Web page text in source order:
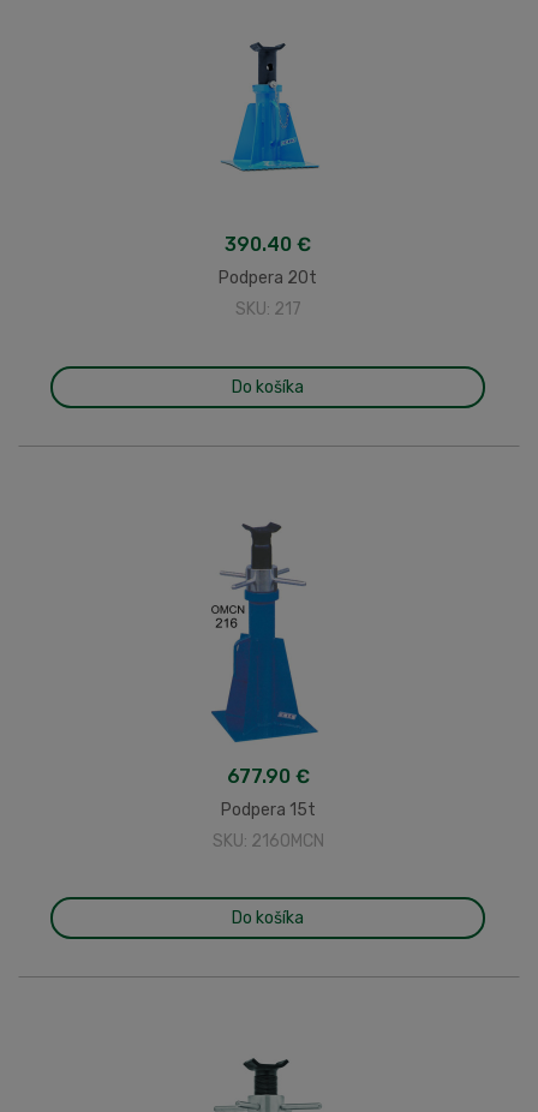
390.40 €
Podpera 20t
SKU: 217
Do košíka
677.90 €
Podpera 15t
SKU: 216OMCN
Do košíka